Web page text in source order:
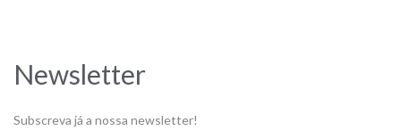
Newsletter
Subscreva já a nossa newsletter!